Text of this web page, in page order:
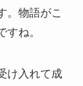
。物語がこ
ね。
け入れて成